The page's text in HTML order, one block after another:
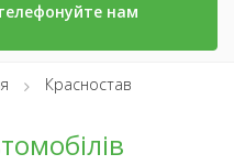
нам
Красностав